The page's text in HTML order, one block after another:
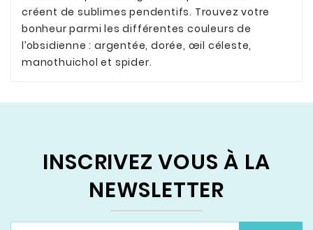
créent de sublimes pendentifs. Trouvez votre
bonheur parmi les différentes couleurs de
l’obsidienne : argentée, dorée, œil céleste,
manothuichol et spider.
INSCRIVEZ VOUS À LA
NEWSLETTER